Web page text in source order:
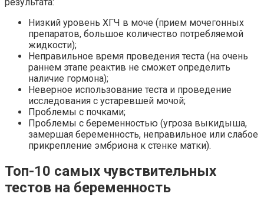
Низкий уровень ХГЧ в моче (прием мочегонных
препаратов, большое количество потребляемой
жидкости);
Неправильное время проведения теста (на очень
раннем этапе реактив не сможет определить
наличие гормона);
Неверное использование теста и проведение
исследования с устаревшей мочой;
Проблемы с почками;
Проблемы с беременностью (угроза выкидыша,
замершая беременность, неправильное или слабое
прикрепление эмбриона к стенке матки).
Топ-10 самых чувствительных
тестов на беременность